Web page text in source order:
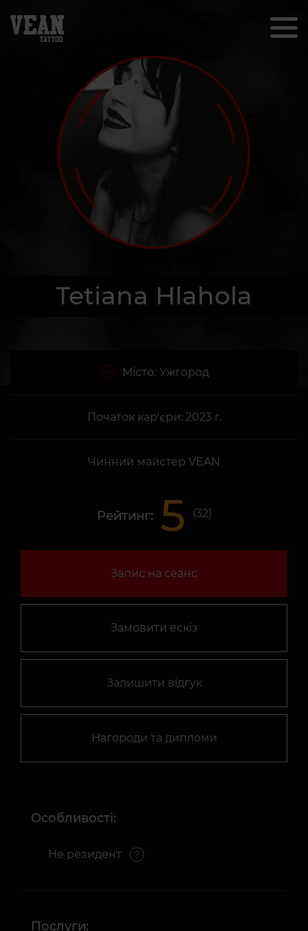
Tetiana Hlahola
Місто: Ужгород
Початок кар'єри: 2023 г.
Чинний майстер VEAN
Рейтинг: 5 (32)
Запис на сеанс
Замовити ескіз
Залишити відгук
Нагороди та дипломи
Особливості:
Не резидент
Послуги: